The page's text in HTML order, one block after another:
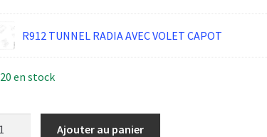
R912 TUNNEL RADIA AVEC VOLET CAPOT
20 en stock
Ajouter au panier